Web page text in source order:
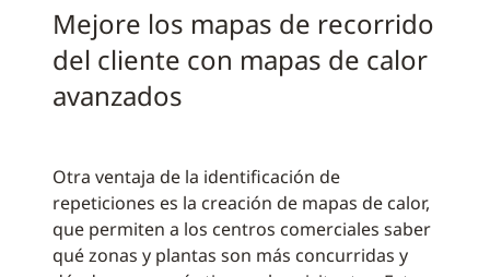
Mejore los mapas de recorrido
del cliente con mapas de calor
avanzados
Otra ventaja de la identificación de
repeticiones es la creación de mapas de calor,
que permiten a los centros comerciales saber
qué zonas y plantas son más concurridas y